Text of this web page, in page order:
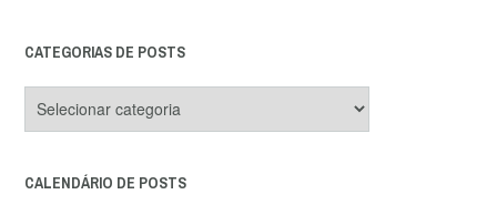
CATEGORIAS DE POSTS
de
CALENDÁRIO DE POSTS